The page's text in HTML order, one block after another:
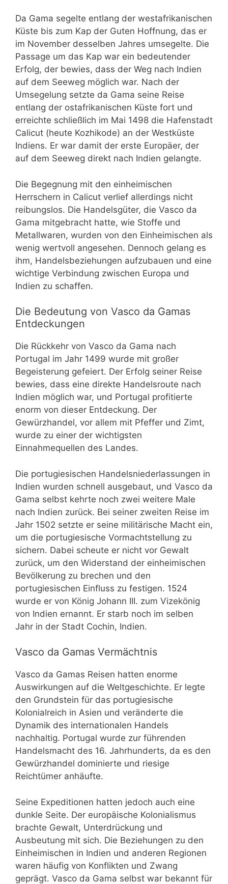
Da Gama segelte entlang der westafrikanischen
Küste bis zum Kap der Guten Hoffnung, das er
im November desselben Jahres umsegelte. Die
Passage um das Kap war ein bedeutender
Erfolg, der bewies, dass der Weg nach Indien
auf dem Seeweg möglich war. Nach der
Umsegelung setzte da Gama seine Reise
entlang der ostafrikanischen Küste fort und
erreichte schließlich im Mai 1498 die Hafenstadt
Calicut (heute Kozhikode) an der Westküste
Indiens. Er war damit der erste Europäer, der
auf dem Seeweg direkt nach Indien gelangte.
Die Begegnung mit den einheimischen
Herrschern in Calicut verlief allerdings nicht
reibungslos. Die Handelsgüter, die Vasco da
Gama mitgebracht hatte, wie Stoffe und
Metallwaren, wurden von den Einheimischen als
wenig wertvoll angesehen. Dennoch gelang es
ihm, Handelsbeziehungen aufzubauen und eine
wichtige Verbindung zwischen Europa und
Indien zu schaffen.
Die Bedeutung von Vasco da Gamas
Entdeckungen
Die Rückkehr von Vasco da Gama nach
Portugal im Jahr 1499 wurde mit großer
Begeisterung gefeiert. Der Erfolg seiner Reise
bewies, dass eine direkte Handelsroute nach
Indien möglich war, und Portugal profitierte
enorm von dieser Entdeckung. Der
Gewürzhandel, vor allem mit Pfeffer und Zimt,
wurde zu einer der wichtigsten
Einnahmequellen des Landes.
Die portugiesischen Handelsniederlassungen in
Indien wurden schnell ausgebaut, und Vasco da
Gama selbst kehrte noch zwei weitere Male
nach Indien zurück. Bei seiner zweiten Reise im
Jahr 1502 setzte er seine militärische Macht ein,
um die portugiesische Vormachtstellung zu
sichern. Dabei scheute er nicht vor Gewalt
zurück, um den Widerstand der einheimischen
Bevölkerung zu brechen und den
portugiesischen Einfluss zu festigen. 1524
wurde er von König Johann III. zum Vizekönig
von Indien ernannt. Er starb noch im selben
Jahr in der Stadt Cochin, Indien.
Vasco da Gamas Vermächtnis
Vasco da Gamas Reisen hatten enorme
Auswirkungen auf die Weltgeschichte. Er legte
den Grundstein für das portugiesische
Kolonialreich in Asien und veränderte die
Dynamik des internationalen Handels
nachhaltig. Portugal wurde zur führenden
Handelsmacht des 16. Jahrhunderts, da es den
Gewürzhandel dominierte und riesige
Reichtümer anhäufte.
Seine Expeditionen hatten jedoch auch eine
dunkle Seite. Der europäische Kolonialismus
brachte Gewalt, Unterdrückung und
Ausbeutung mit sich. Die Beziehungen zu den
Einheimischen in Indien und anderen Regionen
waren häufig von Konflikten und Zwang
geprägt. Vasco da Gama selbst war bekannt für